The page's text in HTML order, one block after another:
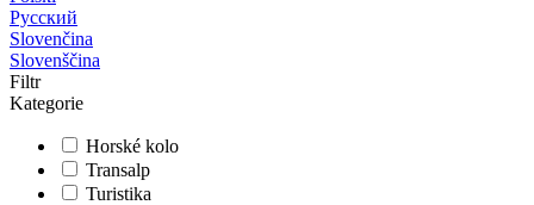
Русский
Slovenčina
Slovenščina
Filtr
Kategorie
Horské kolo
Transalp
Turistika